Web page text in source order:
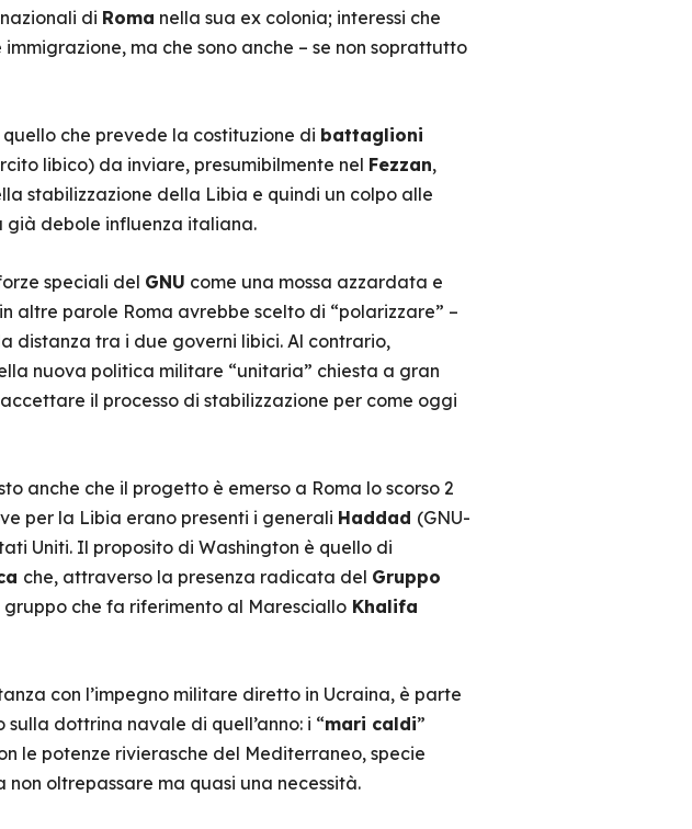
di Roma nella sua ex colonia; interessi che
ma che sono anche – se non soprattutto
che prevede la costituzione di battaglioni
libico) da inviare, presumibilmente nel Fezzan,
stabilizzazione della Libia e quindi un colpo alle
già debole influenza italiana.
speciali del GNU come una mossa azzardata e
altre parole Roma avrebbe scelto di “polarizzare” –
distanza tra i due governi libici. Al contrario,
nuova politica militare “unitaria” chiesta a gran
il processo di stabilizzazione per come oggi
anche che il progetto è emerso a Roma lo scorso 2
per la Libia erano presenti i generali Haddad (GNU-
Uniti. Il proposito di Washington è quello di
che, attraverso la presenza radicata del Gruppo
che fa riferimento al MarescialloKhalifa
con l’impegno militare diretto in Ucraina, è parte
dottrina navale di quell’anno: i “mari caldi”
le potenze rivierasche del Mediterraneo, specie
oltrepassare ma quasi una necessità.